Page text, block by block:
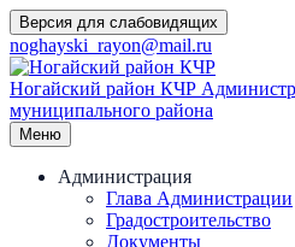
Перейти
к
содержимому
Версия для слабовидящих
noghayski_rayon@mail.ru
Ногайский район КЧР
муниципального района
Меню
Администрация
Глава Администрации
Градостроительство
Документы